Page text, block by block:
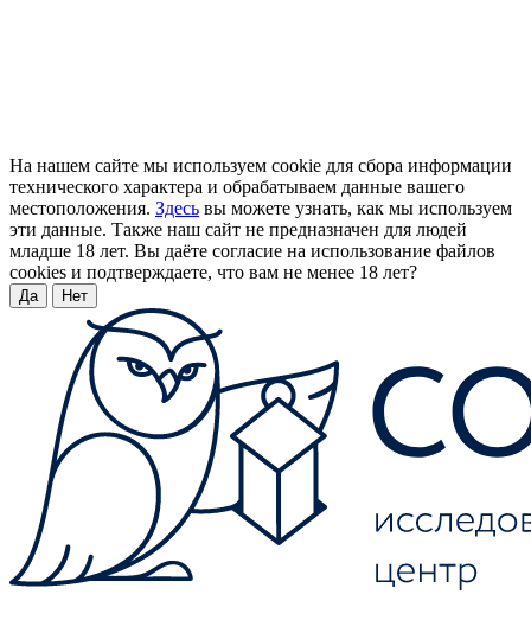
На нашем сайте мы используем cookie для сбора информации
технического характера и обрабатываем данные вашего
местоположения. Здесь вы можете узнать, как мы используем
эти данные. Также наш сайт не предназначен для людей
младше 18 лет. Вы даёте согласие на использование файлов
cookies и подтверждаете, что вам не менее 18 лет?
Да Нет